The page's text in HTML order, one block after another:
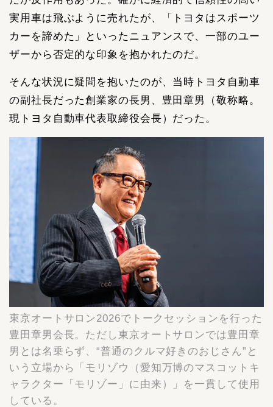
実用車は飛ぶように売れたが、「トヨタはスポーツ
カーを諦めた」といったニュアンスで、一部のユー
ザーから否定的な印象を抱かれたのだ。
そんな状況に疑問を抱いたのが、当時トヨタ自動車
の副社長だった創業家の長男、豊田章男（敬称略。
現トヨタ自動車代表取締役会長）だった。
東京オートサロン2026でトークセッションを行った
豊田章男会長。ただし東京オートサロンでは豊田章
男とは名乗らず、“普通のクルマ好きのおじさん”と
いう立場から「モリゾウ（愛知万博のマスコットキ
ャラクター「モリゾー」に由来）」を一貫して使用
している。